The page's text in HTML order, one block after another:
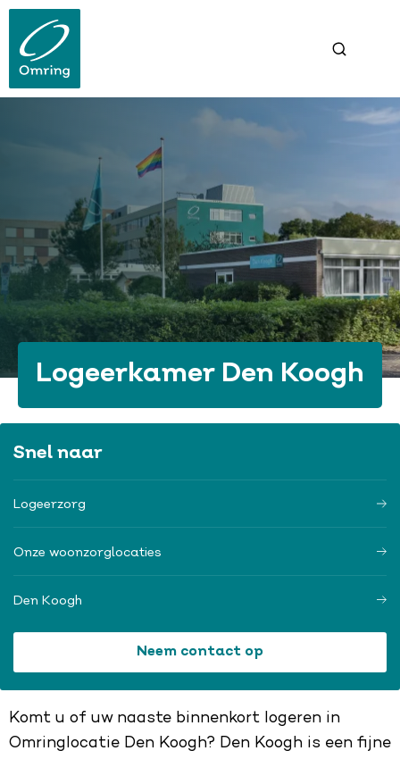
naar
gaan
Logeerkamer Den Koogh
Snel naar
Logeerzorg
Onze woonzorglocaties
Den Koogh
Neem contact op
Komt u of uw naaste binnenkort logeren in
Omringlocatie Den Koogh? Den Koogh is een fijne